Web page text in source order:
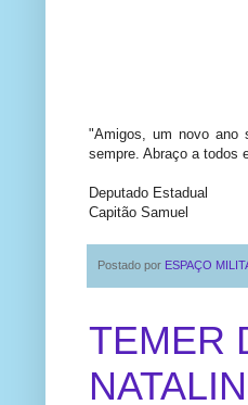
"Amigos, um novo ano
sempre. Abraço a todos
Deputado Estadual
Capitão Samuel
Postado por ESPAÇO
TEMER